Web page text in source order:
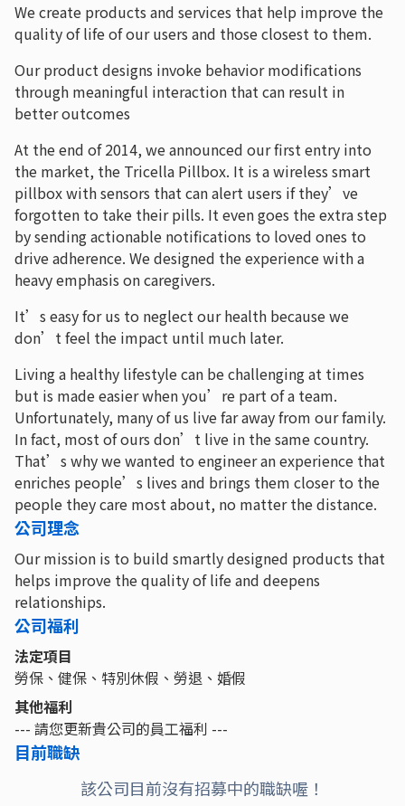
We create products and services that help improve the
quality of life of our users and those closest to them.
Our product designs invoke behavior modifications
through meaningful interaction that can result in
better outcomes
At the end of 2014, we announced our first entry into
the market, the Tricella Pillbox. It is a wireless smart
pillbox with sensors that can alert users if they’ve
forgotten to take their pills. It even goes the extra step
by sending actionable notifications to loved ones to
drive adherence. We designed the experience with a
heavy emphasis on caregivers.
It’s easy for us to neglect our health because we
don’t feel the impact until much later.
Living a healthy lifestyle can be challenging at times
but is made easier when you’re part of a team.
Unfortunately, many of us live far away from our family.
In fact, most of ours don’t live in the same country.
That’s why we wanted to engineer an experience that
enriches people’s lives and brings them closer to the
people they care most about, no matter the distance.
公司理念
Our mission is to build smartly designed products that
helps improve the quality of life and deepens
relationships.
公司福利
法定項目
勞保、健保、特別休假、勞退、婚假
其他福利
--- 請您更新貴公司的員工福利 ---
目前職缺
該公司目前沒有招募中的職缺喔！